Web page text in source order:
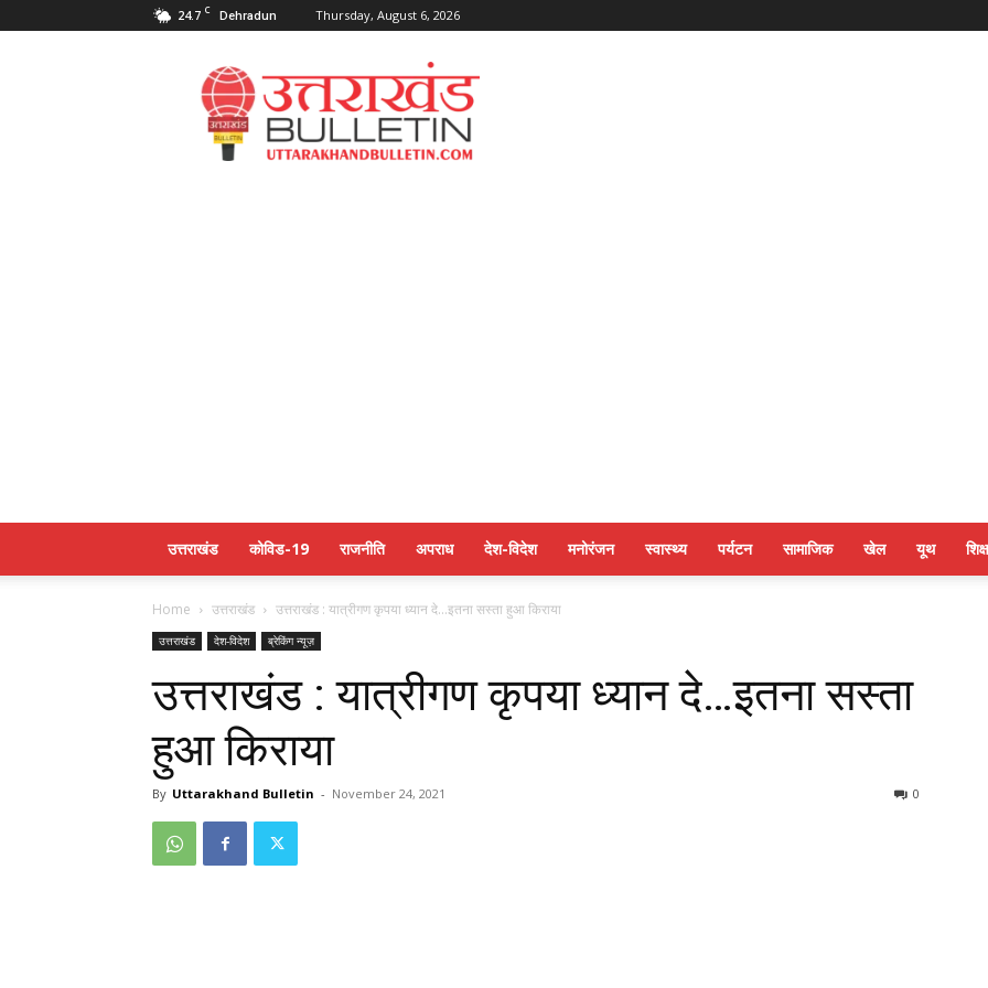
24.7 C Dehradun Thursday, August 6, 2026
Uttarakahnd
Bulletin
उत्तराखंड कोविड-19 राजनीति अपराध देश-विदेश मनोरंजन स्वास्थ्य पर्यटन सामाजिक खेल यूथ
Home उत्तराखंड उत्तराखंड : यात्रीगण कृपया ध्यान दे…इतना सस्ता हुआ किराया
उत्तराखंड देश-विदेश ब्रेकिंग न्यूज़
उत्तराखंड : यात्रीगण कृपया ध्यान दे…इतना सस्ता
हुआ किराया
By Uttarakhand Bulletin - November 24, 2021 0